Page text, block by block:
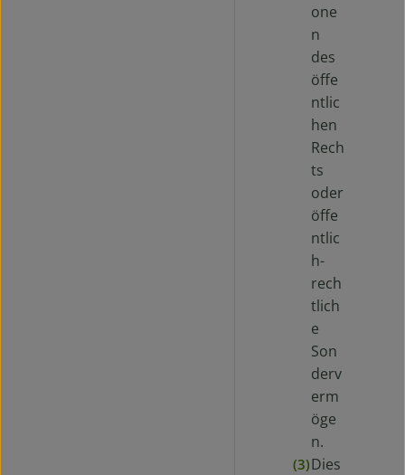
one
n
des
öffe
ntlic
hen
Rech
ts
oder
öffe
ntlic
h-
rech
tlich
e
Son
derv
erm
öge
n.
(3)Dies